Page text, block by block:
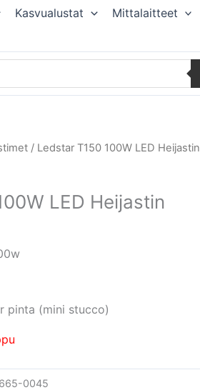
Kasvualustat Mittalaitteet
/ Ledstar T150 100W LED Heijastin
LED Heijastin
€.
pinta (mini stucco)
0045